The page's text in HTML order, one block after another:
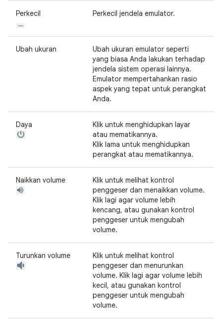
Perkecil Perkecil jendela emulator.
Ubah ukuran
Ubah ukuran emulator seperti
yang biasa Anda lakukan terhadap
jendela sistem operasi lainnya.
Emulator mempertahankan rasio
aspek yang tepat untuk perangkat
Anda.
Daya
Klik untuk menghidupkan layar
atau mematikannya.
Klik lama untuk menghidupkan
perangkat atau mematikannya.
Naikkan volume
Klik untuk melihat kontrol
penggeser dan menaikkan volume.
Klik lagi agar volume lebih
kencang, atau gunakan kontrol
penggeser untuk mengubah
volume.
Turunkan volume
Klik untuk melihat kontrol
penggeser dan menurunkan
volume. Klik lagi agar volume lebih
kecil, atau gunakan kontrol
penggeser untuk mengubah
volume.